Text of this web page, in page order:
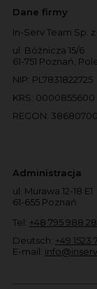
Dane firmy
In-Serv Team Sp. z
ul. Bóżnicza 15/6
61-751 Poznań,
NIP: PL7831822725
KRS: 0000855600
REGON:
Administracja
ul. Murawa 12-18 E1
61-655 Poznań
Tel: +48 795 988
Deutsch: +49 1523
E-mail: